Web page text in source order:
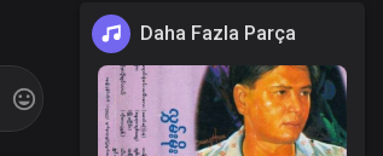
Daha Fazla Parça